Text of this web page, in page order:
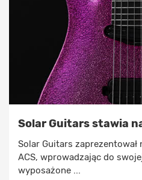
Solar Guitars stawia
Solar Guitars
ACS, wprowadzając do
wyposażone ...